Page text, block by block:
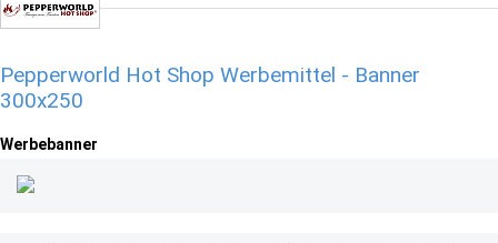
Pepperworld Hot Shop Werbemittel - Banner
300x250
Werbebanner